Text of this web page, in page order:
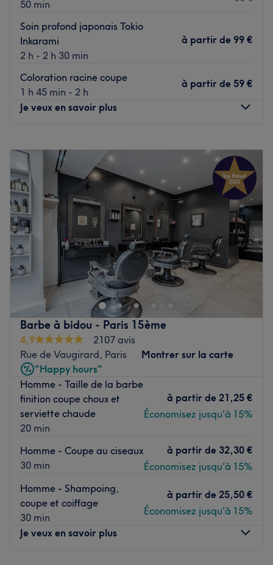
50 min
Soin profond japonais Tokio
Inkarami
2 h - 2 h 30 min
à partir de 99 €
Coloration racine coupe
1 h 45 min - 2 h
à partir de 59 €
Je veux en savoir plus
Mardi
10:00– 19:00
Mercredi
19:00
Jeudi
10:00–19:00
Vendredi
10:00
19:00
Samedi
10:00
19:00
Dimanche
Fermé
Le salon naturel chez SO est un salon de coiffure dans le
16ᵉ arrondissement de Paris, en plein cœur du quartier
Jasmin et à proximité du métro Éponyme. Cette équipe de
professionnelle réservent un traitement d’exception à vos
cheveux car ces passionnés de la coiffure et de la beauté
mettent un point d’honneur à vous offrir à vous aussi ce
qu’il y a de mieux. Pour ce faire, vous avez le choix entre
un panel de soins allant de la coupe à la coloration, en
passant par une variété de soins capillaires spécifiques.
Coiffure et prestige vous donnent donc rendez-vous au
salon Salon naturel chez SO !
Transports publics les plus proches :
Salon naturel SO est installé tout près du métro Éponyme.
L’équipe :
Dans ce salon, on trouve une équipe de coiffeurs ayant
travaillé dans des salons parisiens de très grande
renommée tels que Leonor Greyl dans le quartier de la
Madeleine ou chez Laurence Coiffure dans le 16e.
Barbe à bidou - Paris 15ème
4,9
2107 avis
Rue de Vaugirard, Paris
Montrer sur la carte
"Happy hours"
Homme - Taille de la barbe
finition coupe choux et
serviette chaude
20 min
à partir de 21,25 €
Économisez jusqu'à 15%
Homme - Coupe au ciseaux
30 min
à partir de 32,30 €
Économisez jusqu'à 15%
Homme - Shampoing,
coupe et coiffage
30 min
à partir de 25,50 €
Économisez jusqu'à 15%
Je veux en savoir plus